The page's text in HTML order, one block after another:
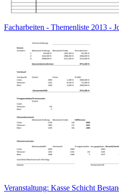
Facharbeiten - Themenliste 2013 -
Veranstaltung: Kasse Schicht